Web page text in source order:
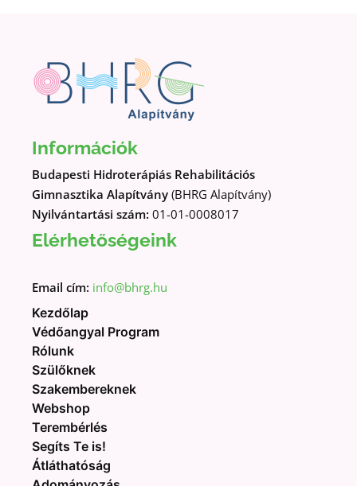
Információk
Budapesti Hidroterápiás Rehabilitációs
Gimnasztika Alapítvány (BHRG Alapítvány)
Nyilvántartási szám:01-01-0008017
Elérhetőségeink
Email cím: info@bhrg.hu
Kezdőlap
Védőangyal Program
Rólunk
Szülőknek
Szakembereknek
Webshop
Terembérlés
Segíts Te is!
Átláthatóság